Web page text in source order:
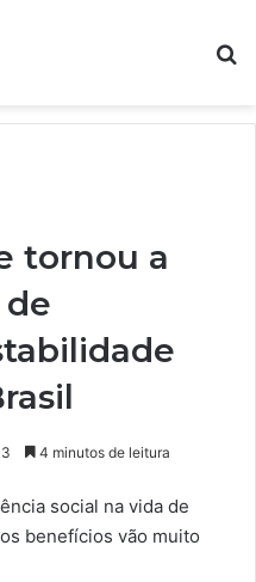
tornou a
4 minutos de leitura
social na vida de
benefícios vão muito